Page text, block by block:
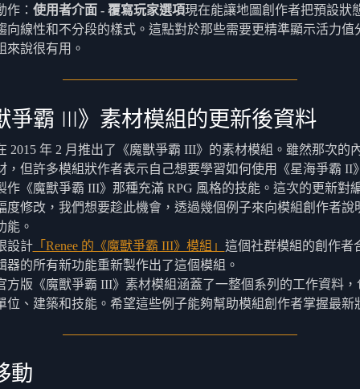
作： 使用者介面 - 覆寫玩家選項現在能讓地圖創作者把預設狀
向線性和不分段的樣式。這點對於那些需要更精準顯示活力值
來說很有用。
爭霸 III》素材模組的更新後資料
2015 年 2 月推出了《魔獸爭霸 III》的素材模組。雖然那次的
，但許多模組狀作者表示自己想要學習如何使用《星海爭霸 II
作《魔獸爭霸 III》那種充滿 RPG 風格的技能。這次的更新對
度修改，我們想要趁此機會，透過幾個例子來向模組創作者說
能。
設計「Renee 的《魔獸爭霸 III》模組」 這個社群模組的創作者
器的所有新功能重新製作出了這個模組。
方版《魔獸爭霸 III》素材模組涵蓋了一整個系列的工作資料，
位、建築和技能。希望這些例子能夠幫助模組創作者掌握最新
動